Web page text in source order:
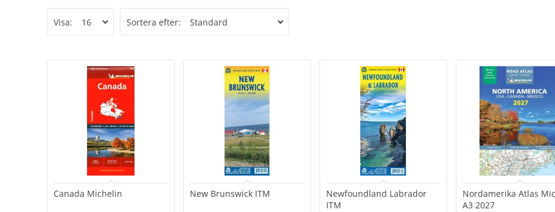
Visa: Sortera efter:
Canada Michelin New Brunswick ITM
Newfoundland Labrador
ITM
Nordamerika Atlas
A3 2027